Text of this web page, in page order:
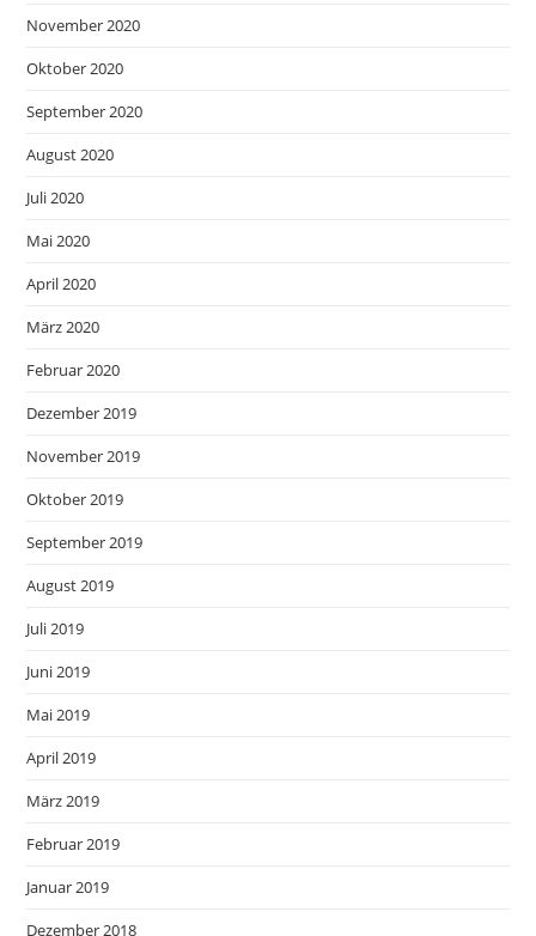
November 2020
Oktober 2020
September 2020
August 2020
Juli 2020
Mai 2020
April 2020
März 2020
Februar 2020
Dezember 2019
November 2019
Oktober 2019
September 2019
August 2019
Juli 2019
Juni 2019
Mai 2019
April 2019
März 2019
Februar 2019
Januar 2019
Dezember 2018